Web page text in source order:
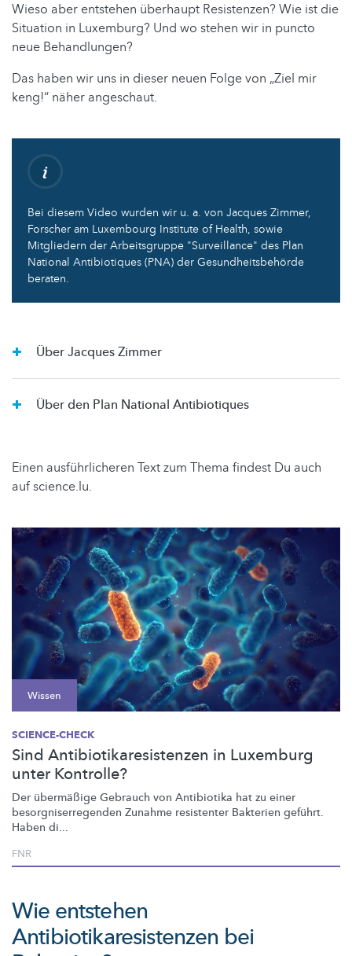
Wieso aber entstehen überhaupt Resistenzen? Wie ist die
Situation in Luxemburg? Und wo stehen wir in puncto
neue Behandlungen?
Das haben wir uns in dieser neuen Folge von „Ziel mir
keng!“ näher angeschaut.
Bei diesem Video wurden wir u. a. von Jacques Zimmer,
Forscher am Luxembourg Institute of Health, sowie
Mitgliedern der Arbeitsgruppe "Surveillance" des Plan
National Antibiotiques (PNA) der Gesundheitsbehörde
beraten.
Über Jacques Zimmer
Über den Plan National Antibiotiques
Einen ausführlicheren Text zum Thema findest Du auch
auf science.lu.
Wissen
SCIENCE-CHECK
Sind Antibiotikaresistenzen in Luxemburg
unter Kontrolle?
Der übermäßige Gebrauch von Antibiotika hat zu einer
besorgniserregenden Zunahme resistenter Bakterien geführt.
Haben di...
FNR
Wie entstehen
Antibiotikaresistenzen bei